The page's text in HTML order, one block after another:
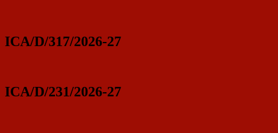
ICA/D/317/2026-27
ICA/D/231/2026-27